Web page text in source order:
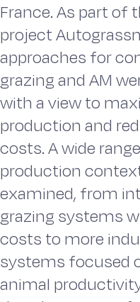
France. As part of
project
approaches for
grazing and AM
with a view to
production and
costs. A wide
production
examined, from
grazing systems
costs to more
systems focused
animal